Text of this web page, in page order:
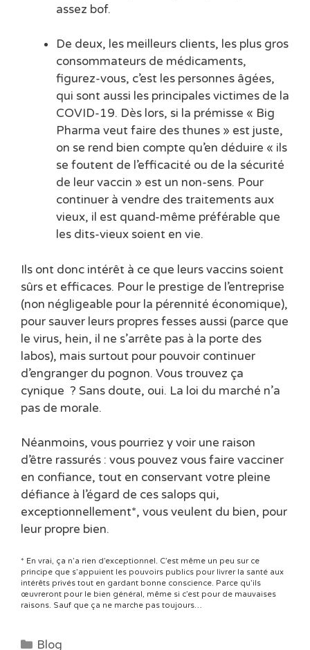
assez bof.
De deux, les meilleurs clients, les plus gros
consommateurs de médicaments,
figurez-vous, c’est les personnes âgées,
qui sont aussi les principales victimes de la
COVID-19. Dès lors, si la prémisse « Big
Pharma veut faire des thunes » est juste,
on se rend bien compte qu’en déduire « ils
se foutent de l’efficacité ou de la sécurité
de leur vaccin » est un non-sens. Pour
continuer à vendre des traitements aux
vieux, il est quand-même préférable que
les dits-vieux soient en vie.
Ils ont donc intérêt à ce que leurs vaccins soient
sûrs et efficaces. Pour le prestige de l’entreprise
(non négligeable pour la pérennité économique),
pour sauver leurs propres fesses aussi (parce que
le virus, hein, il ne s’arrête pas à la porte des
labos), mais surtout pour pouvoir continuer
d’engranger du pognon. Vous trouvez ça
cynique ? Sans doute, oui. La loi du marché n’a
pas de morale.
Néanmoins, vous pourriez y voir une raison
d’être rassurés : vous pouvez vous faire vacciner
en confiance, tout en conservant votre pleine
défiance à l’égard de ces salops qui,
exceptionnellement*, vous veulent du bien, pour
leur propre bien.
* En vrai, ça n’a rien d’exceptionnel. C’est même un peu sur ce
principe que s’appuient les pouvoirs publics pour livrer la santé aux
intérêts privés tout en gardant bonne conscience. Parce qu’ils
œuvreront pour le bien général, même si c’est pour de mauvaises
raisons. Sauf que ça ne marche pas toujours…
Catégories
Blog